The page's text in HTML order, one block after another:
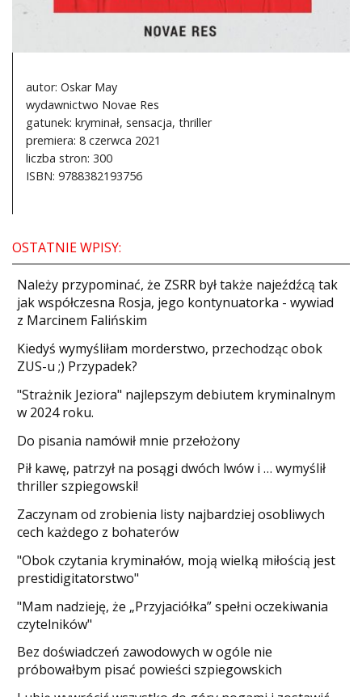
autor: Oskar May
wydawnictwo Novae Res
gatunek: kryminał, sensacja, thriller
premiera: 8 czerwca 2021
liczba stron: 300
ISBN: 9788382193756
OSTATNIE WPISY:
Należy przypominać, że ZSRR był także najeźdźcą tak
jak współczesna Rosja, jego kontynuatorka - wywiad
z Marcinem Falińskim
Kiedyś wymyśliłam morderstwo, przechodząc obok
ZUS-u ;) Przypadek?
"Strażnik Jeziora" najlepszym debiutem kryminalnym
w 2024 roku.
Do pisania namówił mnie przełożony
​Pił kawę, patrzył na posągi dwóch lwów i … wymyślił
thriller szpiegowski!
Zaczynam od zrobienia listy najbardziej osobliwych
cech każdego z bohaterów
"Obok czytania kryminałów, moją wielką miłością jest
prestidigitatorstwo"
"Mam nadzieję, że „Przyjaciółka” spełni oczekiwania
czytelników"
Bez doświadczeń zawodowych w ogóle nie
próbowałbym pisać powieści szpiegowskich